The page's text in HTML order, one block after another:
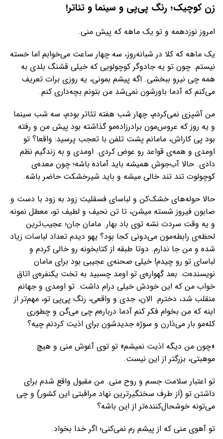
زن کوچیک؛ رنگ پی‌پی و سینما و تئاتر!
امروز نوزدهمه و تو یک ماهه که پیش منی.
یک ماهه که کلا در شبانه‌روز، سه چهار ساعت می‌خوابم اما خسته
نیستم. چون تو یه جادوگر کوچولویی که خیلی قشنگ بلدی به
همه چی نیرو ببخشی. اگه پیشم بمونی، یه روزی برات تعریف
می‌کنم که آدما باورشون نمی‌شد من بتونم بچه‌داری کنم.
من آشپزی نمی‌کردم، چهار شب هفته تئاتر بودم، سه شب سینما
و یه روز که عروس‌مون برادرزاده‌مو گذاشته بود پیش من و رفته
بود پی کاراش، مامانم پشت تلفن با تعجب پرسید: واقعا؟ تو
اومدی و همه‌ی قواعد رو عوض کردی. اومدی و به زندگیم نظم
دادی. حالا آب‌جوش همیشه باید آماده باشه؛ چون معده‌ی
کوچولوت تند تند خالی میشه و باید شیرخشکت حاضر باشه.
حالا حوله‌های خشک‌کن و لباسای فسقلیت زود به زود با دست و
صابون فیروز شسته میشن، تا تن نحیف و لطیف تو، معطل نمونه
و یه وقت سردت نشه توی باد بهار. مامان جان؛ عجیب‌ترین
لحظه‌ی رابطه‌مون می‌دونی کجا بود؟ یهو دیدم تعداد لباسات زیاد
شده و من جا ندارم. دوتا طبقه از کتابخونه رو خالی کردم و
لباسای تو رو چیدم! خیلی صحنه‌ی عجیبی بود برای مامان
نویسنده‌ت. بعد گهواره‌ی تو اومد چسبید به تخت یکنفره‌ی اتاق
خواب من که این خودش خیلی درام داشت. تو اومدی و جهانم
منقلب شد، دخترم. الان، جدی و واقعی، رنگ پی‌پی تو، مهم‌تر از
اینه که من بخوام فکر کنم آدما درباره‌م چی می‌گن و چطوری
کله‌مو بار می‌ذارن و سوژه جدیدشون برای اذیت کردنم چیه؟
«چون من دیگه اذیت نمیشم» تو توی آغوش منی و هیچ
موهبتی، بزرگتر از این نیست.
تو اعتبار سلامت جسم و روح منی. من مقبول واقع شدم برای
داشتن تو (از طرف سختگیرترین نهاد مراقبتی این کشور) و چی
می‌تونه خوشحال‌کننده‌تر از این باشه؟
تو آهوی منی که از پیشم رم نمی‌کنی؛ اگر خدا بخواد.